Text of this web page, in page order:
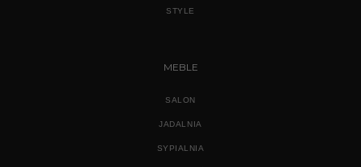
STYLE
MEBLE
SALON
JADALNIA
SYPIALNIA